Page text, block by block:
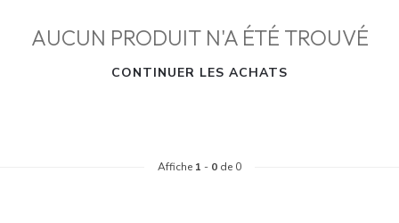
AUCUN PRODUIT N'A ÉTÉ TROUVÉ
CONTINUER LES ACHATS
Affiche 1 - 0 de 0